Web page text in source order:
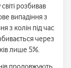
розбивав
випадіння з
з колін під час
через
лише 5%.